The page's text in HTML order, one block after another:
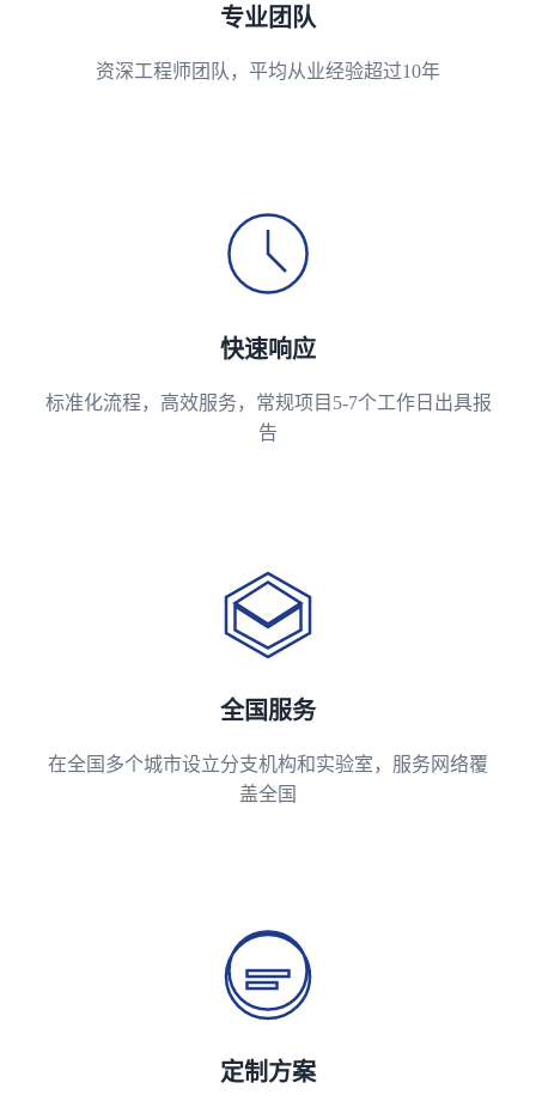
专业团队
资深工程师团队，平均从业经验超过10年
快速响应
标准化流程，高效服务，常规项目5-7个工作日出具报
告
全国服务
在全国多个城市设立分支机构和实验室，服务网络覆
盖全国
定制方案